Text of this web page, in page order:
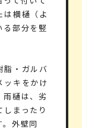
は横樋（よ
る部分を竪
脂・ガルバ
ッキをかけ
雨樋は、劣
まったり
。外壁同